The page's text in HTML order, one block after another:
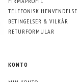
TELEFONISK HENVENDELSE
BETINGELSER & VILKÅR
RETURFORMULAR
KONTO